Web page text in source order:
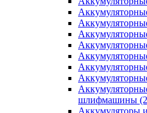
шлифмашины